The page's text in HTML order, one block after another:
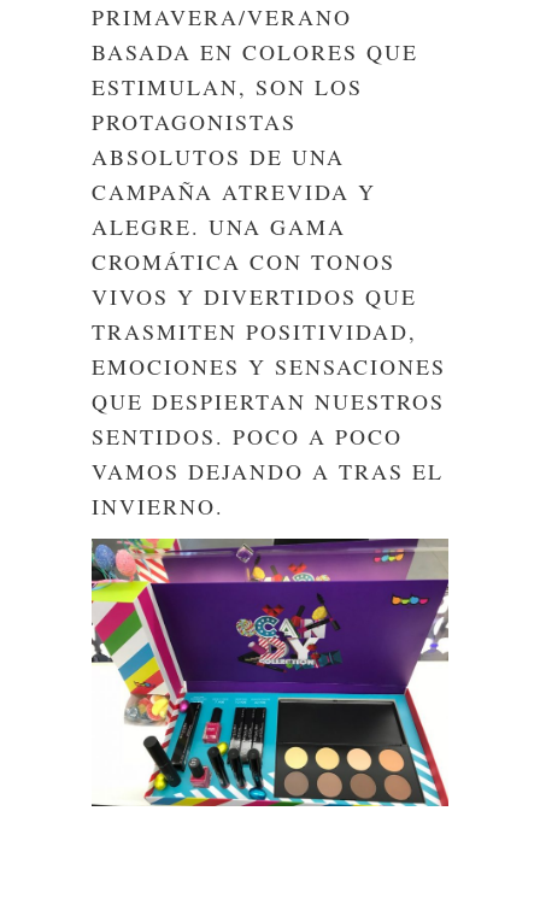
PRIMAVERA/VERANO
BASADA EN COLORES QUE
ESTIMULAN, SON LOS
PROTAGONISTAS
ABSOLUTOS DE UNA
CAMPAÑA ATREVIDA Y
ALEGRE. UNA GAMA
CROMÁTICA CON TONOS
VIVOS Y DIVERTIDOS QUE
TRASMITEN POSITIVIDAD,
EMOCIONES Y SENSACIONES
QUE DESPIERTAN NUESTROS
SENTIDOS. POCO A POCO
VAMOS DEJANDO A TRAS EL
INVIERNO.